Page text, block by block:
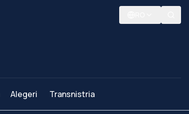
Alegeri Transnistria